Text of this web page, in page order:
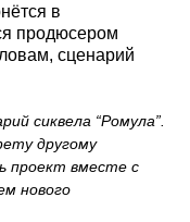
в
продюсером
сценарий
сиквела “Ромула”.
другому
проект вместе с
нового